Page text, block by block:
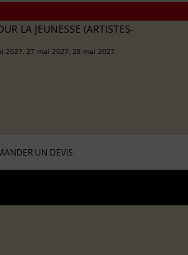
LA JEUNESSE (ARTISTES-
2027, 27 mai 2027, 28 mai 2027
UN DEVIS